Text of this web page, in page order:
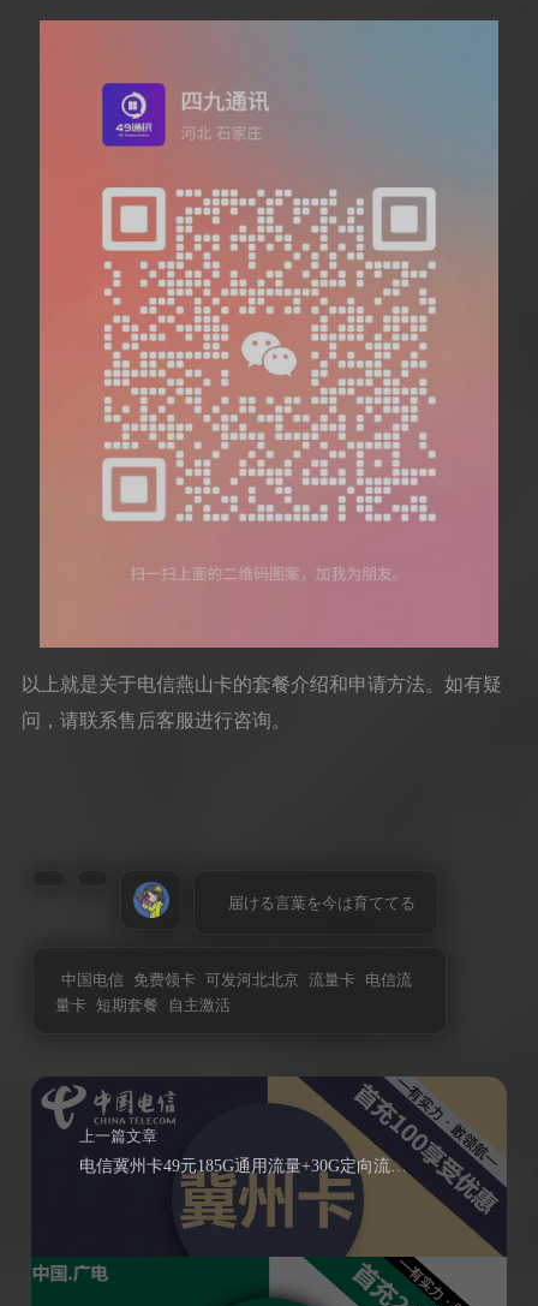
以上就是关于电信燕山卡的套餐介绍和申请方法。如有疑
问，请联系售后客服进行咨询。
届ける言葉を今は育ててる
中国电信 免费领卡 可发河北北京 流量卡 电信流
量卡 短期套餐 自主激活
上一篇文章
电信冀州卡49元185G通用流量+30G定向流量+通话0.1元/分钟